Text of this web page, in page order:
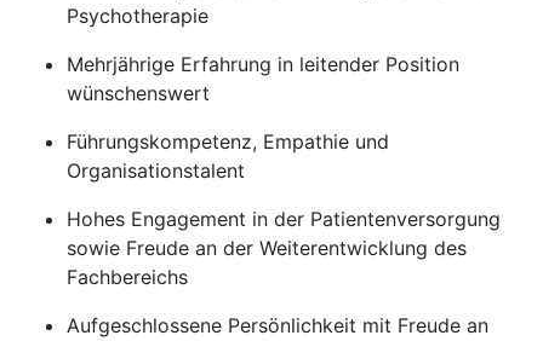
Psychotherapie
Mehrjährige Erfahrung in leitender Position
wünschenswert
Führungskompetenz, Empathie und
Organisationstalent
Hohes Engagement in der Patientenversorgung
sowie Freude an der Weiterentwicklung des
Fachbereichs
Aufgeschlossene Persönlichkeit mit Freude an